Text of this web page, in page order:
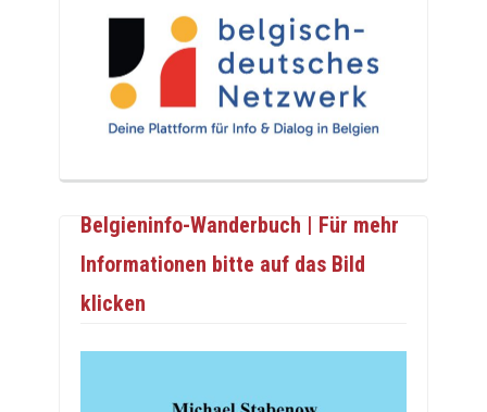
Belgieninfo-Wanderbuch | Für mehr
Informationen bitte auf das Bild
klicken